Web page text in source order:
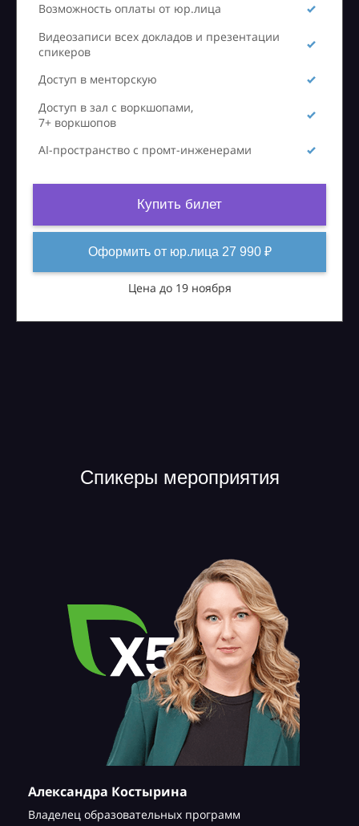
Возможность оплаты от юр.лица
Видеозаписи всех докладов и презентации
спикеров
Доступ в менторскую
Доступ в зал с воркшопами,
7+ воркшопов
AI-пространство с промт-инженерами
Купить билет
Оформить от юр.лица 27 990 ₽
Цена до 19 ноября
Спикеры мероприятия
Александра Костырина
Владелец образовательных программ